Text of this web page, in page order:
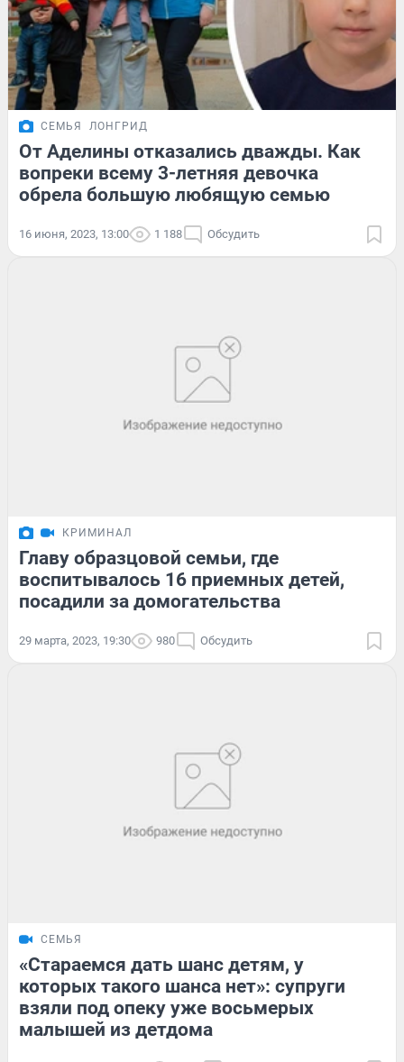
СЕМЬЯ ЛОНГРИД
От Аделины отказались дважды. Как
вопреки всему 3-летняя девочка
обрела большую любящую семью
16 июня, 2023, 13:00 1 188 Обсудить
КРИМИНАЛ
Главу образцовой семьи, где
воспитывалось 16 приемных детей,
посадили за домогательства
29 марта, 2023, 19:30 980 Обсудить
СЕМЬЯ
«Стараемся дать шанс детям, у
которых такого шанса нет»: супруги
взяли под опеку уже восьмерых
малышей из детдома